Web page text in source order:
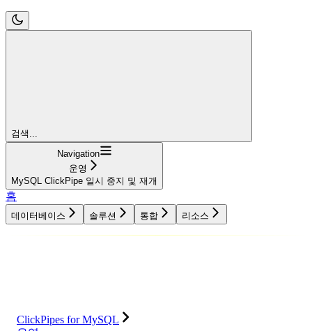
검색...
Navigation
운영
MySQL ClickPipe 일시 중지 및 재개
홈
데이터베이스 솔루션 통합 리소스
ClickPipes for MySQL